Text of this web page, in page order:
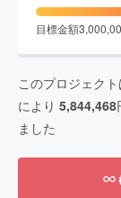
目標金額
このプロジェクト
により 5,844,468
ました